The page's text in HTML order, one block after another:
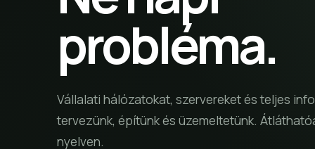
probléma.
Vállalati hálózatokat, szervereket és teljes
tervezünk, építünk és üzemeltetünk.
nyelven.